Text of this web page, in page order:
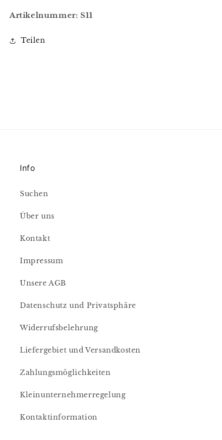
Artikelnummer: S11
Teilen
Info
Suchen
Über uns
Kontakt
Impressum
Unsere AGB
Datenschutz und Privatsphäre
Widerrufsbelehrung
Liefergebiet und Versandkosten
Zahlungsmöglichkeiten
Kleinunternehmerregelung
Kontaktinformation